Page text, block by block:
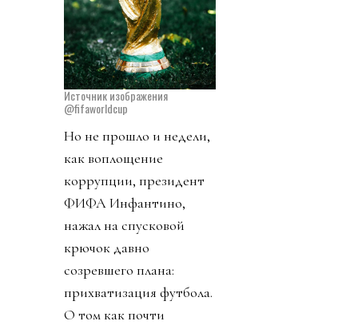
Источник изображения
@fifaworldcup
Но не прошло и недели,
как воплощение
коррупции, президент
ФИФА Инфантино,
нажал на спусковой
крючок давно
созревшего плана:
прихватизация футбола.
О том как почти